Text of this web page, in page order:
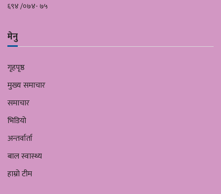
६९४ /०७४- ७५
मेनु
गृहपृष्ठ
मुख्य समाचार
समाचार
भिडियो
अन्तर्वार्ता
बाल स्वास्थ्य
हाम्रो टीम